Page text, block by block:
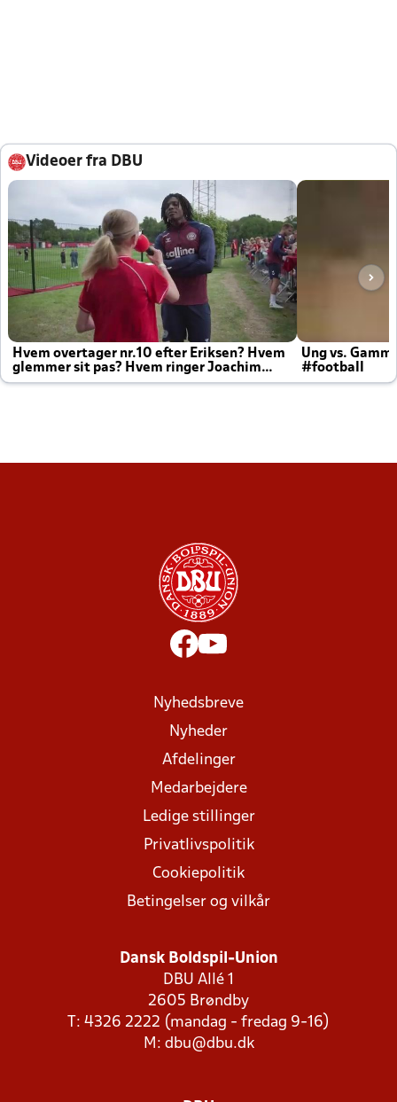
Videoer fra DBU
Hvem overtager nr.10 efter Eriksen? Hvem
glemmer sit pas? Hvem ringer Joachim
altid til efter kampe?
Ung vs.
#football
Nyhedsbreve
Nyheder
Afdelinger
Medarbejdere
Ledige stillinger
Privatlivspolitik
Cookiepolitik
Betingelser og vilkår
Dansk Boldspil-Union
DBU Allé 1
2605 Brøndby
T: 4326 2222 (mandag - fredag 9-16)
M: dbu@dbu.dk